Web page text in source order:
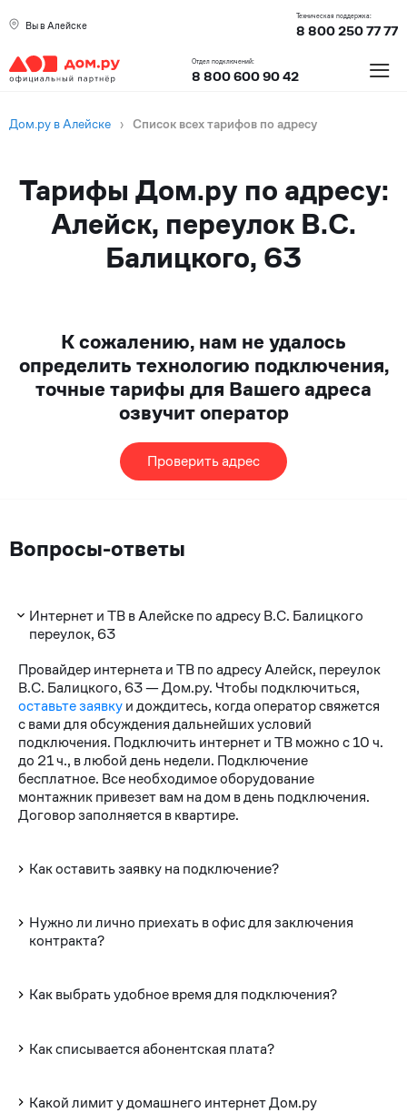
Вы в Алейске
Техническая поддержка:
8 800 250 77 77
Отдел подключений:
8 800 600 90 42 ≡
Дом.ру в Алейске › Список всех тарифов по адресу
Тарифы Дом.ру по адресу:
Алейск, переулок В.С.
Балицкого, 63
К сожалению, нам не удалось
определить технологию подключения,
точные тарифы для Вашего адреса
озвучит оператор
Проверить адрес
Вопросы-ответы
Интернет и ТВ в Алейске по адресу В.С. Балицкого
переулок, 63
Провайдер интернета и ТВ по адресу Алейск, переулок
В.С. Балицкого, 63 — Дом.ру. Чтобы подключиться,
оставьте заявкуи дождитесь, когда оператор свяжется
с вами для обсуждения дальнейших условий
подключения. Подключить интернет и ТВ можно с 10 ч.
до 21 ч., в любой день недели. Подключение
бесплатное. Все необходимое оборудование
монтажник привезет вам на дом в день подключения.
Договор заполняется в квартире.
Как оставить заявку на подключение?
Нужно ли лично приехать в офис для заключения
контракта?
Как выбрать удобное время для подключения?
Как списывается абонентская плата?
Какой лимит у домашнего интернет Дом.ру